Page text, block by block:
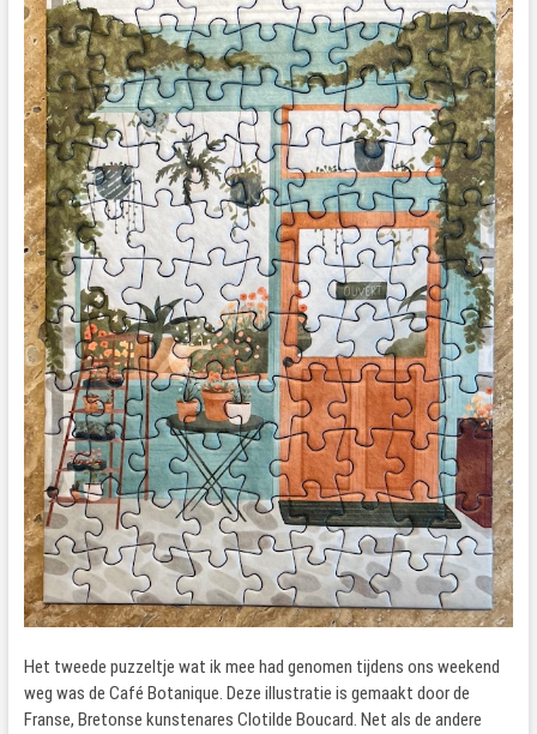
Het tweede puzzeltje wat ik mee had genomen tijdens ons weekend
weg was de Café Botanique. Deze illustratie is gemaakt door de
Franse, Bretonse kunstenares Clotilde Boucard. Net als de andere